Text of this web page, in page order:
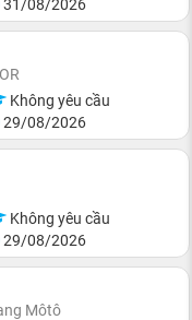
31/08/2026
Không yêu cầu
29/08/2026
Không yêu cầu
29/08/2026
Môtô